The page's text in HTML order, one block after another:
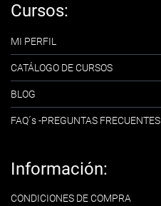
Cursos:
MI PERFIL
CATÁLOGO DE CURSOS
BLOG
FAQ´s -PREGUNTAS FRECUENTES
Información:
CONDICIONES DE COMPRA